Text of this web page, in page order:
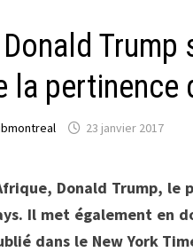
Trump
la pertinence
23 janvier 2017
Donald Trump, le
Il met également en
dans le New York